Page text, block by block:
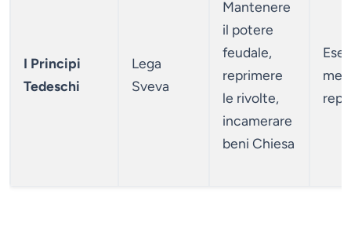
I Principi
Tedeschi
Lega
Sveva
Mantenere
il potere
feudale,
reprimere
le rivolte,
incamerare
beni Chiesa